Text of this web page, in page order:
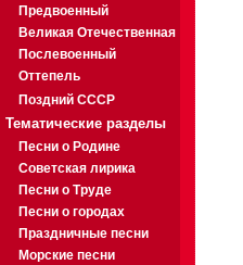
Предвоенный
Великая Отечественная
Послевоенный
Оттепель
Поздний СССР
Тематические разделы
Песни о Родине
Советская лирика
Песни о Труде
Песни о городах
Праздничные песни
Морские песни